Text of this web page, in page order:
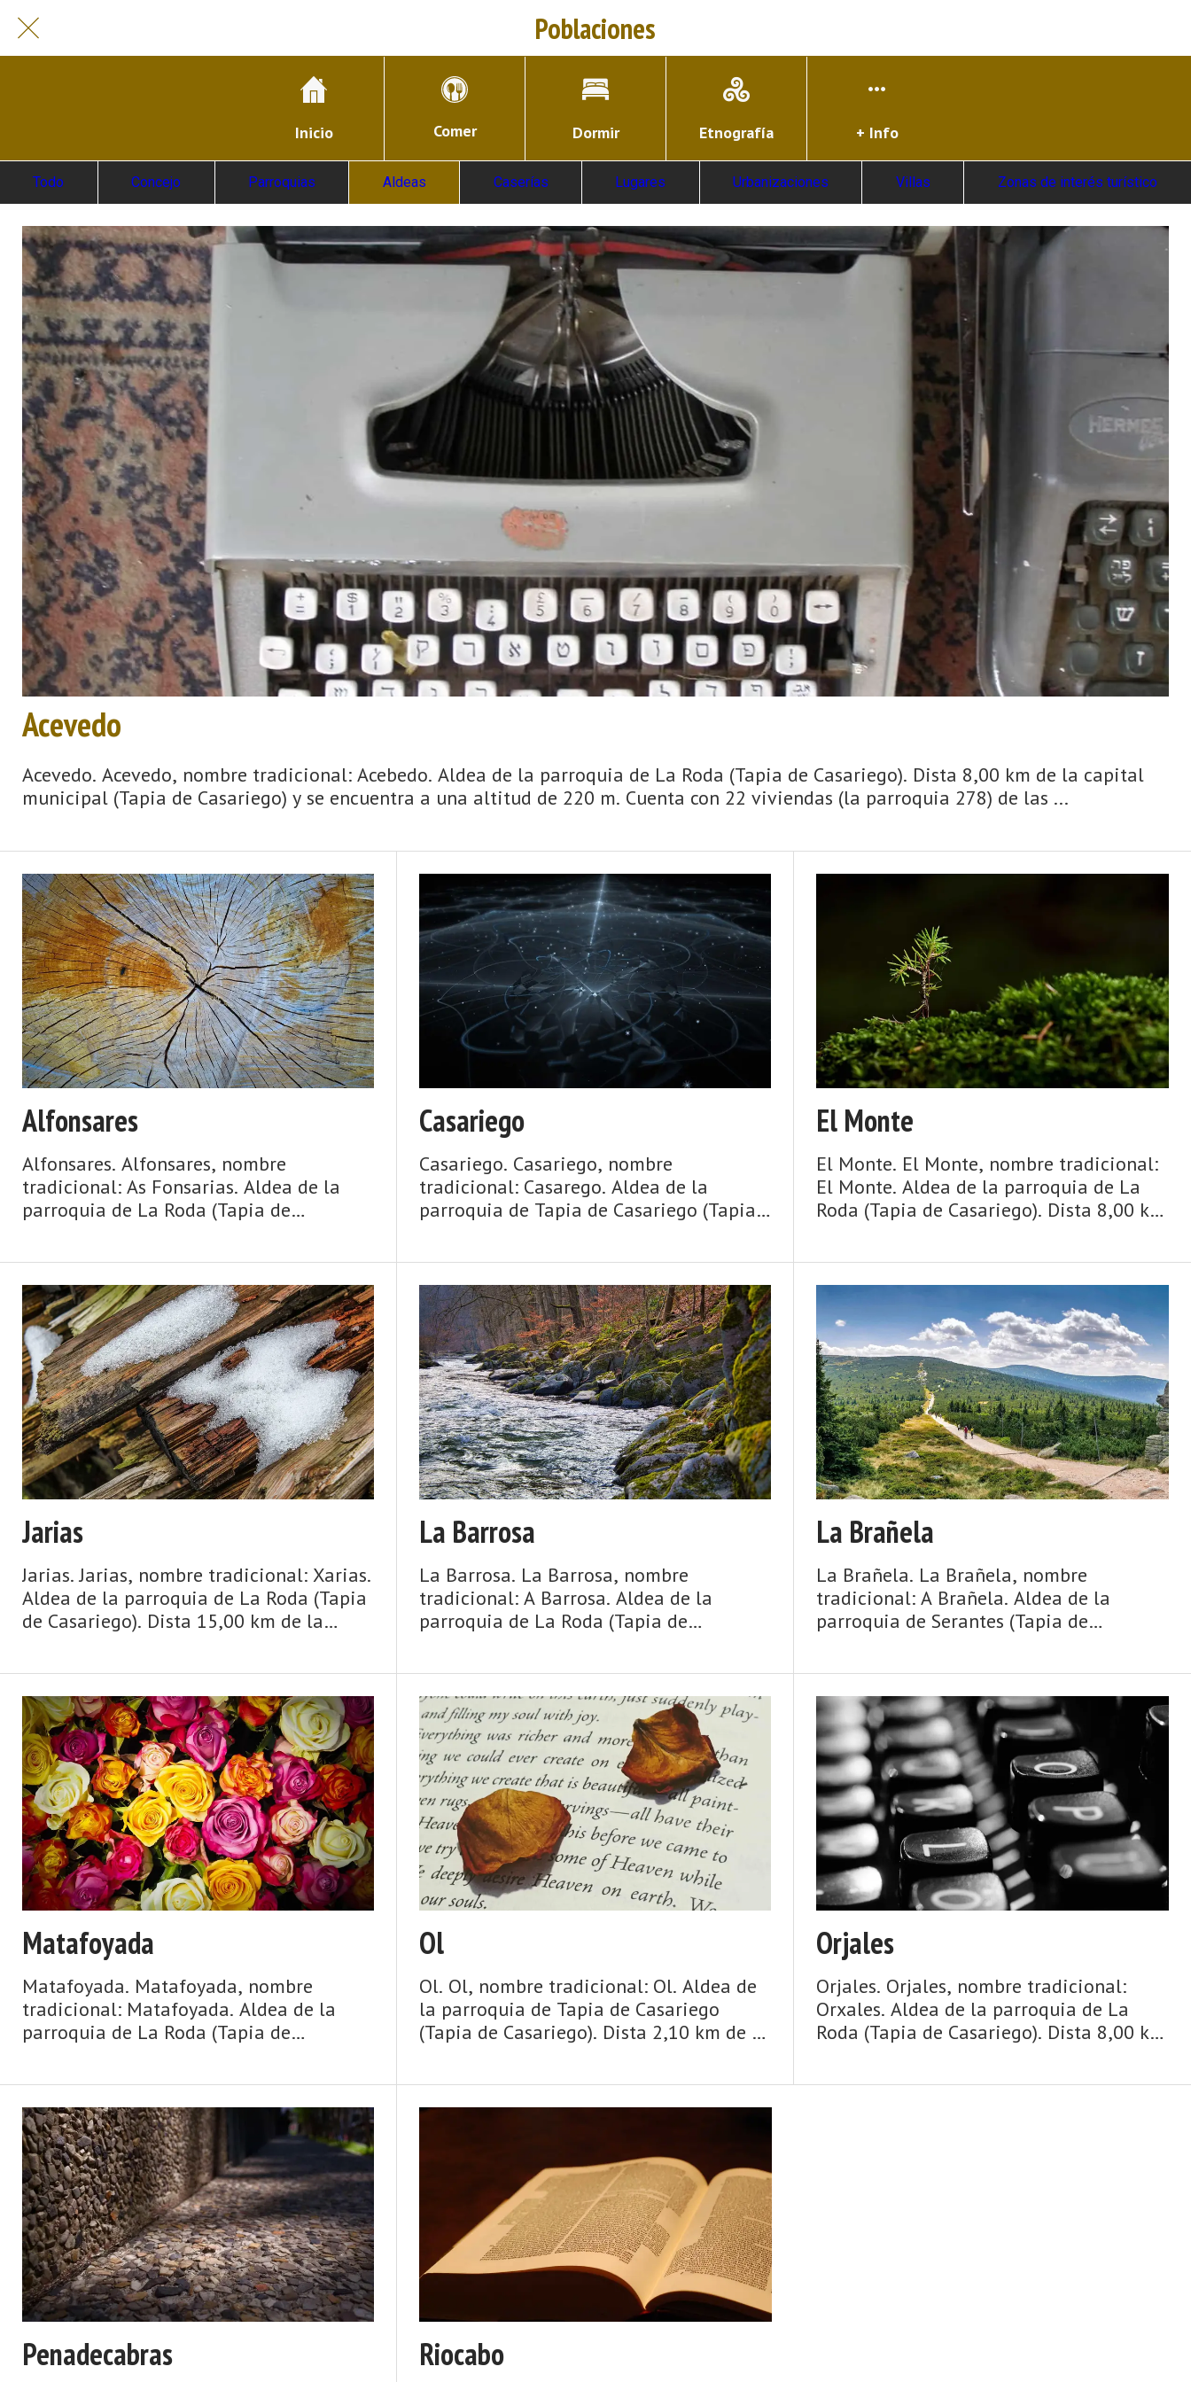
Poblaciones
Inicio Comer Dormir Etnografía + Info
Todo Concejo Parroquias Aldeas Caserías Lugares Urbanizaciones Villas Zonas de interés turístico
Acevedo
Acevedo. Acevedo, nombre tradicional: Acebedo. Aldea de la parroquia de La Roda (Tapia de Casariego). Dista 8,00 km de la capital
municipal (Tapia de Casariego) y se encuentra a una altitud de 220 m. Cuenta con 22 viviendas (la parroquia 278) de las ...
Alfonsares
Alfonsares. Alfonsares, nombre
tradicional: As Fonsarias. Aldea de la
parroquia de La Roda (Tapia de
con 4 viviendas (la parroquia 27 ...
Casariego
Casariego. Casariego, nombre
tradicional: Casarego. Aldea de la
parroquia de Tapia de Casariego (Tapia
Cuenta con 29 viviendas (la parroqu ...
El Monte
El Monte. El Monte, nombre tradicional:
El Monte. Aldea de la parroquia de La
Roda (Tapia de Casariego). Dista 8,00 km
Casariego) y se encuentra a una altitud
de 180 m. Cuenta con 6 viviendas (la
parroquia 278) de la ...
Jarias
Jarias. Jarias, nombre tradicional: Xarias.
Aldea de la parroquia de La Roda (Tapia
de Casariego). Dista 15,00 km de la
278) de las cua ...
La Barrosa
La Barrosa. La Barrosa, nombre
tradicional: A Barrosa. Aldea de la
parroquia de La Roda (Tapia de
con 5 viviendas (la parroquia 278) ...
La Brañela
La Brañela. La Brañela, nombre
tradicional: A Brañela. Aldea de la
parroquia de Serantes (Tapia de
municipal (Tapia de Casariego) y se
encuentra a una altitud de 216 m.
Cuenta con 5 viviendas (la parr ...
Matafoyada
Matafoyada. Matafoyada, nombre
tradicional: Matafoyada. Aldea de la
parroquia de La Roda (Tapia de
con 4 viviendas (la parroquia 278) ...
Ol
Ol. Ol, nombre tradicional: Ol. Aldea de
la parroquia de Tapia de Casariego
(Tapia de Casariego). Dista 2,10 km de la
Orjales
Orjales. Orjales, nombre tradicional:
Orxales. Aldea de la parroquia de La
Roda (Tapia de Casariego). Dista 8,00 km
Casariego) y se encuentra a una altitud
Penadecabras Riocabo